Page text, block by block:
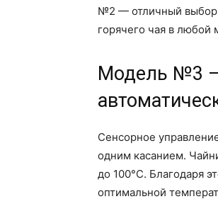
№2 — отличный выбор
горячего чая в любой
Модель №3 —
Сенсорное
одним касанием.
до 100°C. Благодаря
оптимальной